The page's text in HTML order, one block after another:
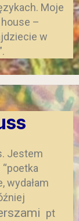
Moje
–
w
Jestem
wydałam
pt